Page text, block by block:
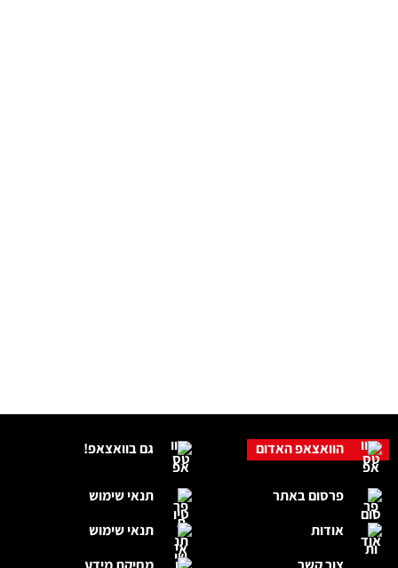
גם בוואצאפ!
תנאי שימוש
תנאי שימוש
הוואצאפ האדום
פרסום באתר
אודות